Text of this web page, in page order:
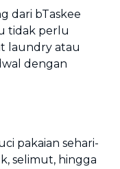
dari bTaskee
tidak perlu
laundry atau
dengan
pakaian sehari-
selimut, hingga